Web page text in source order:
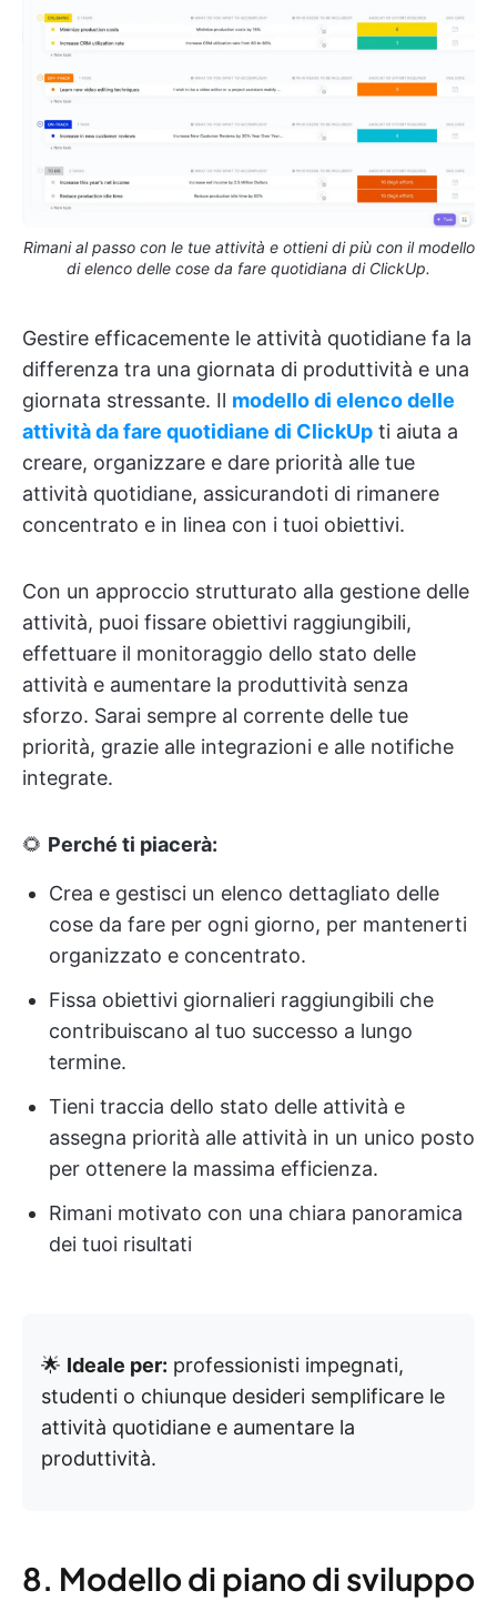
Rimani al passo con le tue attività e ottieni di più con il modello
di elenco delle cose da fare quotidiana di ClickUp.
Gestire efficacemente le attività quotidiane fa la
differenza tra una giornata di produttività e una
giornata stressante. Il modello di elenco delle
attività da fare quotidiane di ClickUp ti aiuta a
creare, organizzare e dare priorità alle tue
attività quotidiane, assicurandoti di rimanere
concentrato e in linea con i tuoi obiettivi.
Con un approccio strutturato alla gestione delle
attività, puoi fissare obiettivi raggiungibili,
effettuare il monitoraggio dello stato delle
attività e aumentare la produttività senza
sforzo. Sarai sempre al corrente delle tue
priorità, grazie alle integrazioni e alle notifiche
integrate.
🌻 Perché ti piacerà:
Crea e gestisci un elenco dettagliato delle
cose da fare per ogni giorno, per mantenerti
organizzato e concentrato.
Fissa obiettivi giornalieri raggiungibili che
contribuiscano al tuo successo a lungo
termine.
Tieni traccia dello stato delle attività e
assegna priorità alle attività in un unico posto
per ottenere la massima efficienza.
Rimani motivato con una chiara panoramica
dei tuoi risultati
🌟 Ideale per: professionisti impegnati,
studenti o chiunque desideri semplificare le
attività quotidiane e aumentare la
produttività.
8. Modello di piano di sviluppo